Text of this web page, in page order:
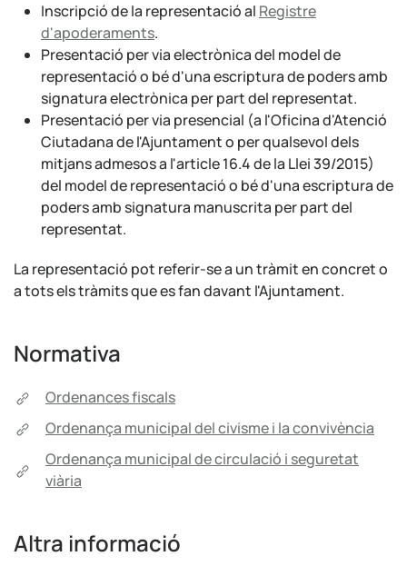
Inscripció de la representació al Registre
d'apoderaments.
Presentació per via electrònica del model de
representació o bé d'una escriptura de poders amb
signatura electrònica per part del representat.
Presentació per via presencial (a l'Oficina d'Atenció
Ciutadana de l'Ajuntament o per qualsevol dels
mitjans admesos a l'article 16.4 de la Llei 39/2015)
del model de representació o bé d'una escriptura de
poders amb signatura manuscrita per part del
representat.
La representació pot referir-se a un tràmit en concret o
a tots els tràmits que es fan davant l'Ajuntament.
Normativa
Ordenances fiscals
Ordenança municipal del civisme i la convivència
Ordenança municipal de circulació i seguretat
viària
Altra informació